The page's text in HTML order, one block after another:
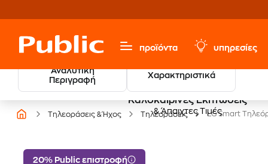
προϊόντα υπηρεσίες
Αναλυτική
Περιγραφή
Χαρακτηριστικά
Καλοκαιρινές Εκπτώσεις
& Άπαιχτες Τιμές
Τηλεοράσεις & Ήχος Τηλεοράσεις LG Smart
20% Public επιστροφή